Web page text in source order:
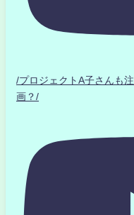
/プロジェクトA子さん
画？/